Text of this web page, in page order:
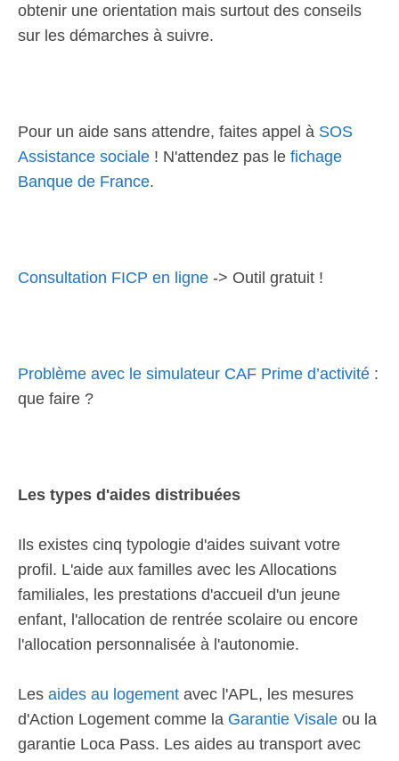
obtenir une orientation mais surtout des conseils
sur les démarches à suivre.
Pour un aide sans attendre, faites appel à SOS
Assistance sociale ! N'attendez pas le fichage
Banque de France.
Consultation FICP en ligne -> Outil gratuit !
Problème avec le simulateur CAF Prime d’activité :
que faire ?
Les types d'aides distribuées
Ils existes cinq typologie d'aides suivant votre
profil. L'aide aux familles avec les Allocations
familiales, les prestations d'accueil d'un jeune
enfant, l'allocation de rentrée scolaire ou encore
l'allocation personnalisée à l'autonomie.
Les aides au logement avec l'APL, les mesures
d'Action Logement comme la Garantie Visale ou la
garantie Loca Pass. Les aides au transport avec